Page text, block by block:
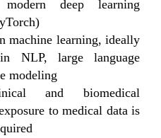
deep learning
machine learning, ideally
NLP, large language
modeling
and biomedical
to medical data is